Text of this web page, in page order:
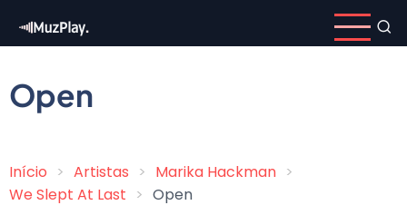
para
conteúdo
principal
Open
Trilha
Início Artistas
Marika Hackman
We Slept At Last
Open